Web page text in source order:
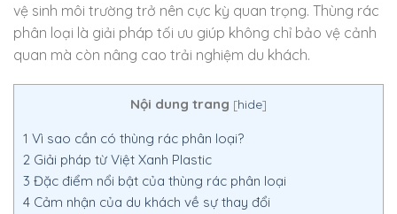
vệ sinh môi trường trở nên cực kỳ quan trọng. Thùng rác
phân loại là giải pháp tối ưu giúp không chỉ bảo vệ cảnh
quan mà còn nâng cao trải nghiệm du khách.
Nội dung trang [hide]
1 Vì sao cần có thùng rác phân loại?
2 Giải pháp từ Việt Xanh Plastic
3 Đặc điểm nổi bật của thùng rác phân loại
4 Cảm nhận của du khách về sự thay đổi